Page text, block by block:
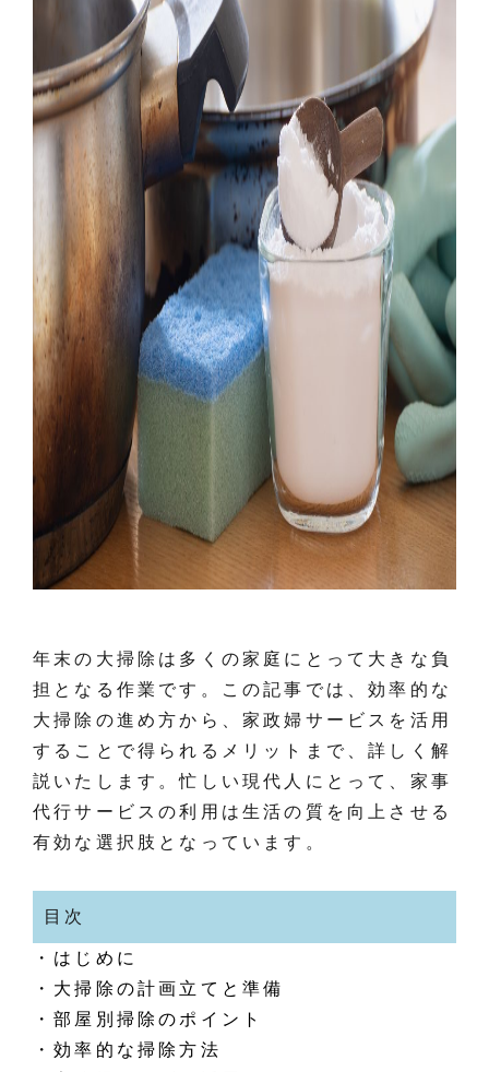
年末の大掃除は多くの家庭にとって大きな負
担となる作業です。この記事では、効率的な
大掃除の進め方から、家政婦サービスを活用
することで得られるメリットまで、詳しく解
説いたします。忙しい現代人にとって、家事
代行サービスの利用は生活の質を向上させる
有効な選択肢となっています。
目次
・はじめに
・大掃除の計画立てと準備
・部屋別掃除のポイント
・効率的な掃除方法